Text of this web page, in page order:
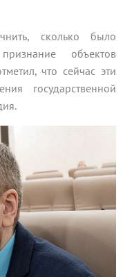
сколько было
объектов
что сейчас эти
государственной